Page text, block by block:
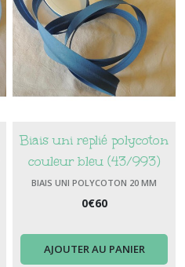
Biais uni replié polycoton
couleur bleu (43/993)
largeur 20 mm
BIAIS UNI POLYCOTON 20 MM
0€60
AJOUTER AU PANIER